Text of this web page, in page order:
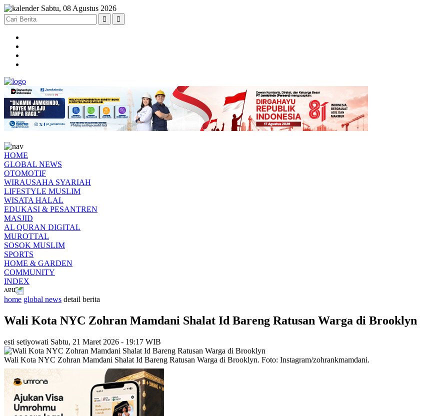
Sabtu, 08 Agustus 2026
HOME
GLOBAL NEWS
OTOMOTIF
WIRAUSAHA SYARIAH
LIFESTYLE MUSLIM
WISATA HALAL
EDUKASI & PESANTREN
MASJID
AL QURAN DIGITAL
MUROTTAL
SOSOK MUSLIM
SPORTS
HOME & GARDEN
COMMUNITY
INDEX
home global news detail berita
Wali Kota NYC Zohran Mamdani Shalat Id Bareng Ratusan Warga di Brooklyn
esti setiyowati Sabtu, 21 Maret 2026 - 19:17 WIB
Wali Kota NYC Zohran Mamdani Shalat Id Bareng Ratusan Warga di Brooklyn. Foto: Instagram/zohrankmamdani.